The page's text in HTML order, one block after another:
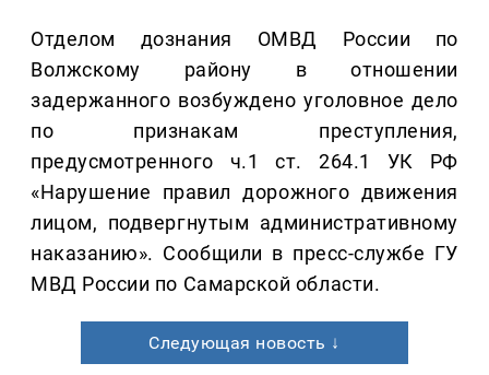
Отделом дознания ОМВД России по
Волжскому району в отношении
задержанного возбуждено уголовное дело
по признакам преступления,
предусмотренного ч.1 ст. 264.1 УК РФ
«Нарушение правил дорожного движения
лицом, подвергнутым административному
наказанию». Сообщили в пресс-службе ГУ
МВД России по Самарской области.
Следующая новость ↓